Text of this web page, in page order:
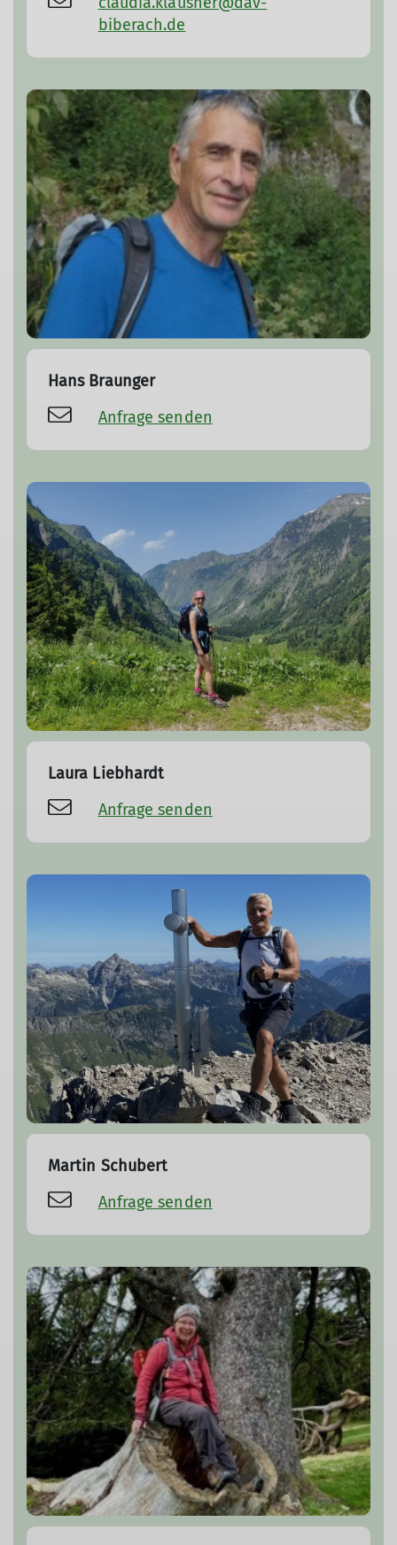
biberach.de
Hans Braunger
Anfrage senden
Laura Liebhardt
Anfrage senden
Martin Schubert
Anfrage senden